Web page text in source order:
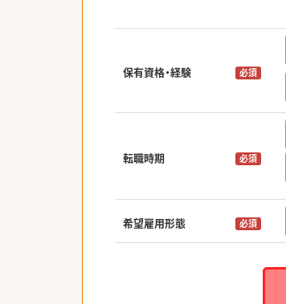
保有資格・経験 必須
転職時期 必須
希望雇用形態 必須